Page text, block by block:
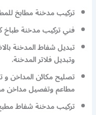
تركيب مدخنة مطابخ
فني تركيب مدخنة طباخ
تبديل شفاط المدخنة
وتبديل فلاتر المدخنة.
تصليح مكائن المداخن
مطاعم وتفصيل مداخن
تركيب مدخنة شفاط